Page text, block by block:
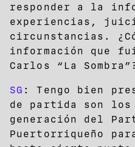
responder a la
experiencias,
circunstancias.
información que
Carlos “La
SG : Tengo bien
de partida son los
generación del
Puertorriqueño